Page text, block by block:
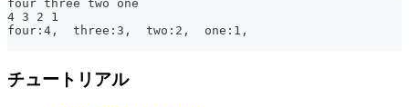
four three two one
4 3 2 1
four:4,  three:3,  two:2,  one:1,
チュートリアル